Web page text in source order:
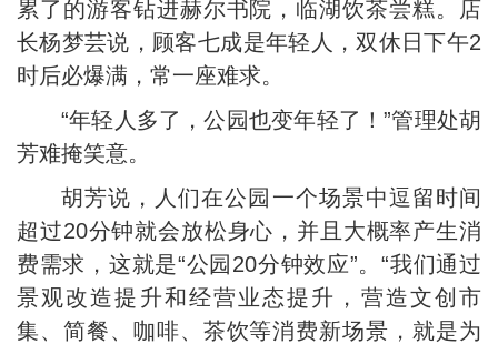
累了的游客钻进赫尔书院，临湖饮茶尝糕。店
长杨梦芸说，顾客七成是年轻人，双休日下午2
时后必爆满，常一座难求。
“年轻人多了，公园也变年轻了！”管理处胡
芳难掩笑意。
胡芳说，人们在公园一个场景中逗留时间
超过20分钟就会放松身心，并且大概率产生消
费需求，这就是“公园20分钟效应”。“我们通过
景观改造提升和经营业态提升，营造文创市
集、简餐、咖啡、茶饮等消费新场景，就是为